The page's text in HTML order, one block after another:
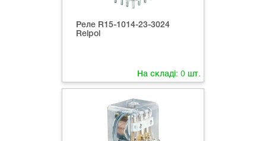
Реле R15-1014-23-3024
Relpol
На складі: 0 шт.